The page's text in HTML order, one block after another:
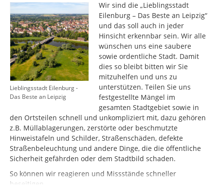
Lieblingsstadt Eilenburg -
Das Beste an Leipzig
Wir sind die „Lieblingsstadt
Eilenburg – Das Beste an Leipzig“
und das soll auch in jeder
Hinsicht erkennbar sein. Wir alle
wünschen uns eine saubere
sowie ordentliche Stadt. Damit
dies so bleibt bitten wir Sie
mitzuhelfen und uns zu
unterstützen. Teilen Sie uns
festgestellte Mängel im
gesamten Stadtgebiet sowie in
den Ortsteilen schnell und unkompliziert mit, dazu gehören
z.B. Müllablagerungen, zerstörte oder beschmutzte
Hinweistafeln und Schilder, Straßenschäden, defekte
Straßenbeleuchtung und andere Dinge, die die öffentliche
Sicherheit gefährden oder dem Stadtbild schaden.
So können wir reagieren und Missstände schneller